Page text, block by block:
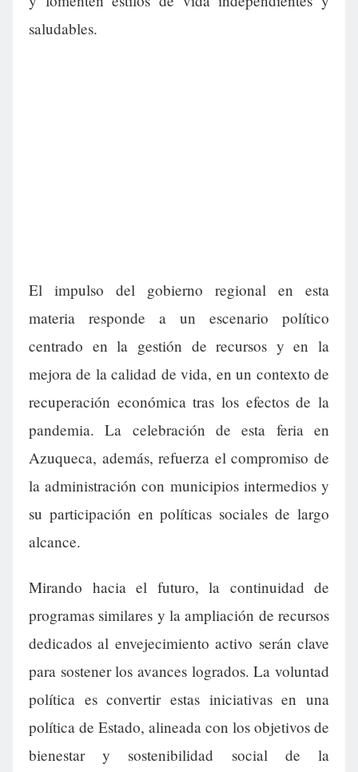
saludables.
El impulso del gobierno regional en esta
materia responde a un escenario político
centrado en la gestión de recursos y en la
mejora de la calidad de vida, en un contexto de
recuperación económica tras los efectos de la
pandemia. La celebración de esta feria en
Azuqueca, además, refuerza el compromiso de
la administración con municipios intermedios y
su participación en políticas sociales de largo
alcance.
Mirando hacia el futuro, la continuidad de
programas similares y la ampliación de recursos
dedicados al envejecimiento activo serán clave
para sostener los avances logrados. La voluntad
política es convertir estas iniciativas en una
política de Estado, alineada con los objetivos de
bienestar y sostenibilidad social de la